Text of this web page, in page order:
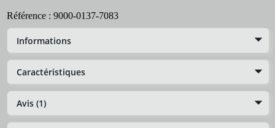
Référence : 9000-0137-7083
Informations
Caractéristiques
Avis (1)